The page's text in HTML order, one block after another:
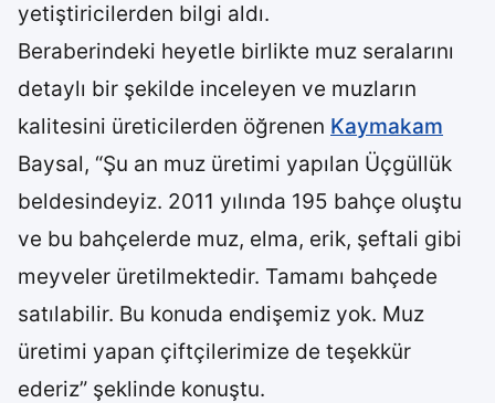
yetiştiricilerden bilgi aldı.
Beraberindeki heyetle birlikte muz seralarını
detaylı bir şekilde inceleyen ve muzların
kalitesini üreticilerden öğrenen Kaymakam
Baysal, “Şu an muz üretimi yapılan Üçgüllük
beldesindeyiz. 2011 yılında 195 bahçe oluştu
ve bu bahçelerde muz, elma, erik, şeftali gibi
meyveler üretilmektedir. Tamamı bahçede
satılabilir. Bu konuda endişemiz yok. Muz
üretimi yapan çiftçilerimize de teşekkür
ederiz” şeklinde konuştu.